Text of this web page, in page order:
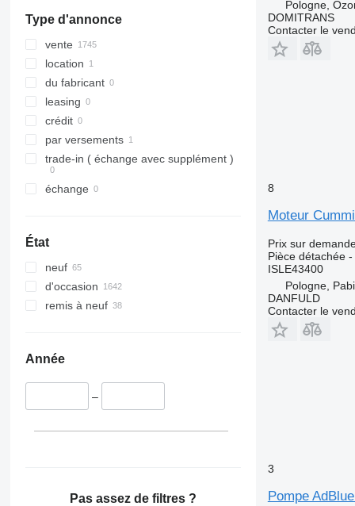
PC
S-Class
SK
Sprinter
Tourino
Tourismo
Travego
Unimog
V-Class
Viano
Maxity
Megane
Messenger
Midliner
Midlum
Premium
Sandero
Scenic
TRM
L-series
N-series
S-series
SD
Terberg
V40
V60
V90
VNL
Type d'annonce
vente
location
du fabricant
leasing
crédit
par versements
trade-in ( échange avec supplément )
échange
État
neuf
d'occasion
remis à neuf
Année
–
Pas assez de filtres ?
Pologne,
DOMITRANS
Contacter le
8
Moteur
Prix sur
Pièce détachée
ISLE43400
Pologne,
DANFULD
Contacter le
3
Pompe